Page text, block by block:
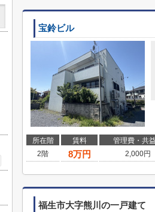
宝鈴ビル
所在階 賃料 管理費・共
2階
8万円 2,000円
福生市大字熊川の一戸建て